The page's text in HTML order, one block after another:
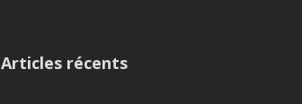
Articles récents